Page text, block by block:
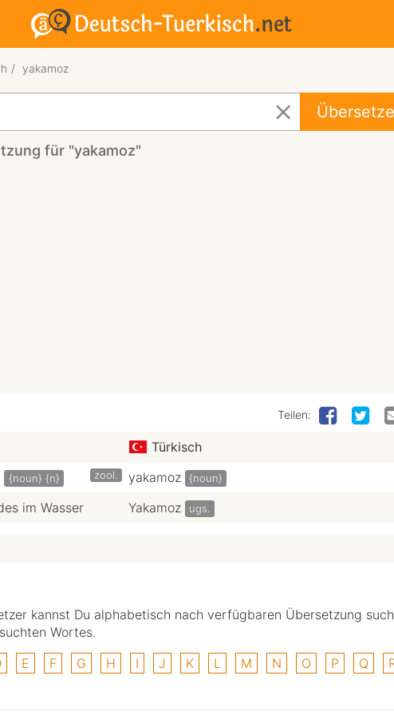
yakamoz
für "yakamoz"
Teilen:
Türkisch
{noun} {n} zool. yakamoz {noun}
im Wasser Yakamoz ugs.
kannst Du alphabetisch nach verfügbaren Übersetzung
Wortes.
E F G H I J K L M N O P Q